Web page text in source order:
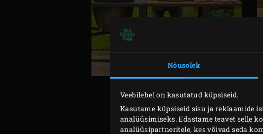
Nõusolek
Veebilehel on kasutatud küpsiseid.
Kasutame küpsiseid sisu ja reklaamide
analüüsimiseks. Edastame teavet selle
analüüsipartneritele, kes võivad seda
Tee valmis kuivmarinaad. Koori